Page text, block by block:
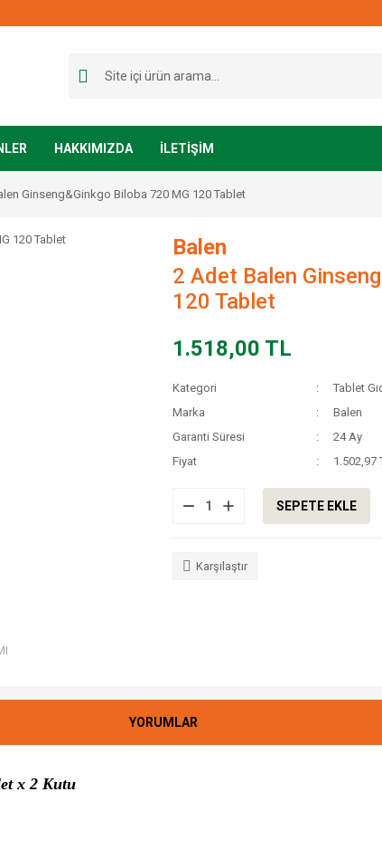
HAKKIMIZDA İLETİŞİM
Ginseng&Ginkgo Biloba 720 MG 120 Tablet
Balen
2 Adet Balen
120 Tablet
1.518,00 TL
Kategori
Tablet
Marka
Balen
Garanti Süresi
24 Ay
Fiyat
1.502,97
SEPETE EKLE
Karşılaştır
YORUMLAR
x 2 Kutu